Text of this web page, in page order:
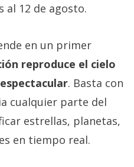
al 12 de agosto.
en un primer
reproduce el cielo
. Basta con
cualquier parte del
estrellas, planetas,
en tiempo real.